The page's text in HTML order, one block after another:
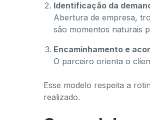
Identificação da
Abertura de empresa,
são momentos naturais
Encaminhamento e
O parceiro orienta o
Esse modelo respeita a
realizado.